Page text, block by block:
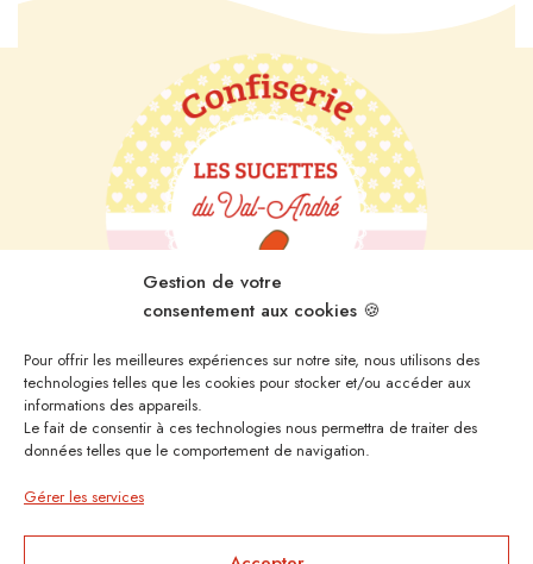
Gestion de votre
consentement aux cookies 🍪
Pour offrir les meilleures expériences sur notre site, nous utilisons des
technologies telles que les cookies pour stocker et/ou accéder aux
informations des appareils.
Le fait de consentir à ces technologies nous permettra de traiter des
données telles que le comportement de navigation.
Gérer les services
10, quai des Terre-Neuvas Dahouët
22370 Pléneuf-Val-André
Nous joindre